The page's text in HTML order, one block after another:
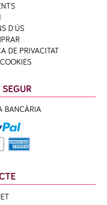
D'ÚS
DE PRIVACITAT
BANCÀRIA